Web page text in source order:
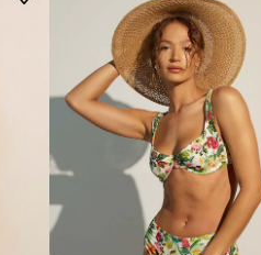
a přizpůsobuje se
k rychlému
, což